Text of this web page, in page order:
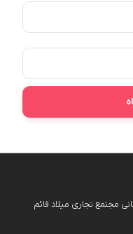
مجتمع تجاری میلاد قائم